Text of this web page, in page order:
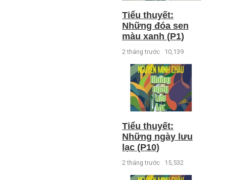
Tiểu thuyết:
Những đóa sen
màu xanh (P1)
2 tháng trước 10,139
Tiểu thuyết:
Những ngày lưu
lạc (P10)
2 tháng trước 15,532